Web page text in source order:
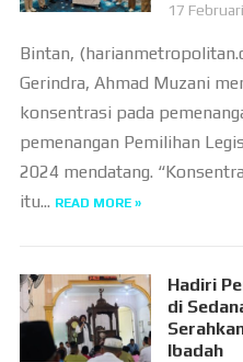
17
Bintan,
Gerindra, Ahmad Muzani
konsentrasi pada
pemenangan Pemilihan
2024 mendatang.
itu... READ MORE »
Hadiri
di
Ibadah